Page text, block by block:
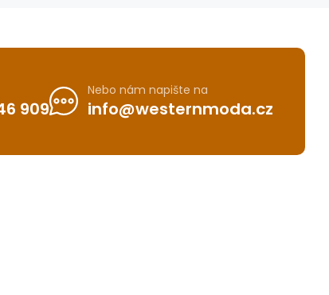
909
Nebo nám napište na
info@westernmoda.cz